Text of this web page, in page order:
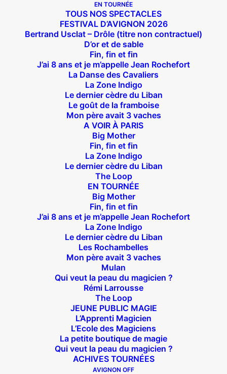
EN TOURNÉE
TOUS NOS SPECTACLES
FESTIVAL D’AVIGNON 2026
Bertrand Usclat – Drôle (titre non contractuel)
D’or et de sable
Fin, fin et fin
J’ai 8 ans et je m’appelle Jean Rochefort
La Danse des Cavaliers
La Zone Indigo
Le dernier cèdre du Liban
Le goût de la framboise
Mon père avait 3 vaches
A VOIR À PARIS
Big Mother
Fin, fin et fin
La Zone Indigo
Le dernier cèdre du Liban
The Loop
EN TOURNÉE
Big Mother
Fin, fin et fin
J’ai 8 ans et je m’appelle Jean Rochefort
La Zone Indigo
Le dernier cèdre du Liban
Les Rochambelles
Mon père avait 3 vaches
Mulan
Qui veut la peau du magicien ?
Rémi Larrousse
The Loop
JEUNE PUBLIC MAGIE
L’Apprenti Magicien
L’Ecole des Magiciens
La petite boutique de magie
Qui veut la peau du magicien ?
ACHIVES TOURNÉES
AVIGNON OFF
Suivez nous !
Théâtre des Béliers Parisiens
14 bis rue Sainte Isaure 75018 Paris
Joffrin / Simplon – Loc : 01 42 62 35 00
À l’affiche
Big Mother
La Zone Indigo
Le goût de la framboise